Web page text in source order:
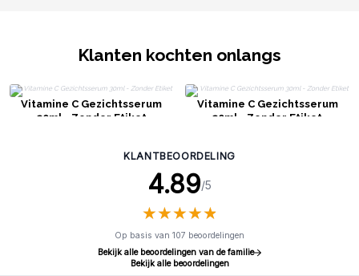
Klanten kochten onlangs
Vitamine C Gezichtsserum
30ml - Zonder Etiket
Vitamine C Gezichtsserum
30ml - Zonder Etiket
KLANTBEOORDELING
4.89/5
★★★★★
★★★★★
Op basis van 107 beoordelingen
Bekijk alle beoordelingen van de familie
Bekijk alle beoordelingen